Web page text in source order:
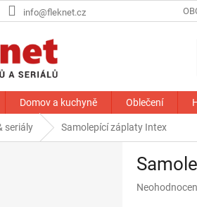
info@fleknet.cz
Domov a kuchyně Oblečení
seriály Samolepící záplaty Intex
Průměrné